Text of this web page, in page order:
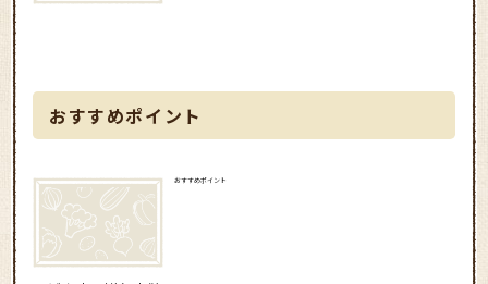
おすすめポイント
おすすめポイント